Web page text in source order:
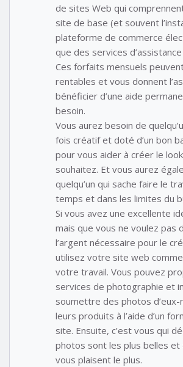
de sites Web qui
site de base (et souvent
plateforme de commerce
que des services
Ces forfaits mensuels
rentables et vous donnent
bénéficier d’une aide
besoin.
Vous aurez besoin de
fois créatif et doté d’un bon
pour vous aider à créer le
souhaitez. Et vous aurez
quelqu’un qui sache faire le
temps et dans les limites du
Si vous avez une excellente
mais que vous ne voulez pas
l’argent nécessaire pour le
utilisez votre site web
votre travail. Vous pouvez
services de photographie et
soumettre des photos d’eux-
leurs produits à l’aide d’un
site. Ensuite, c’est vous qui
photos sont les plus belles et
vous plaisent le plus.